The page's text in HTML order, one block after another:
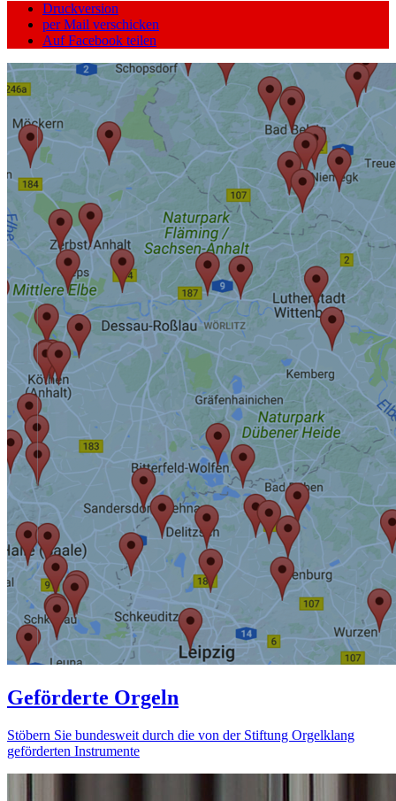
Druckversion
per Mail verschicken
Auf Facebook teilen
Geförderte Orgeln
Stöbern Sie bundesweit durch die von der Stiftung Orgelklang
geförderten Instrumente